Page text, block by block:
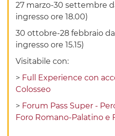
27 marzo-30 settembre
ingresso ore 18.00)
30 ottobre-28 febbraio
ingresso ore 15.15)
Visitabile con:
> Full Experience con
Colosseo
> Forum Pass Super -
Foro Romano-Palatino e